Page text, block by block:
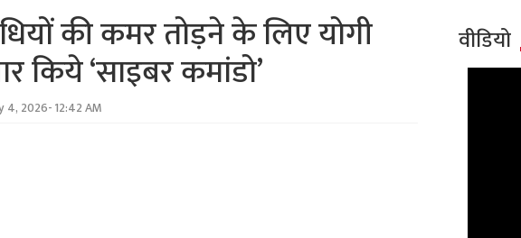
की कमर तोड़ने के लिए योगी
किये ‘साइबर कमांडो’
4, 2026- 12:42 AM
वीडियो